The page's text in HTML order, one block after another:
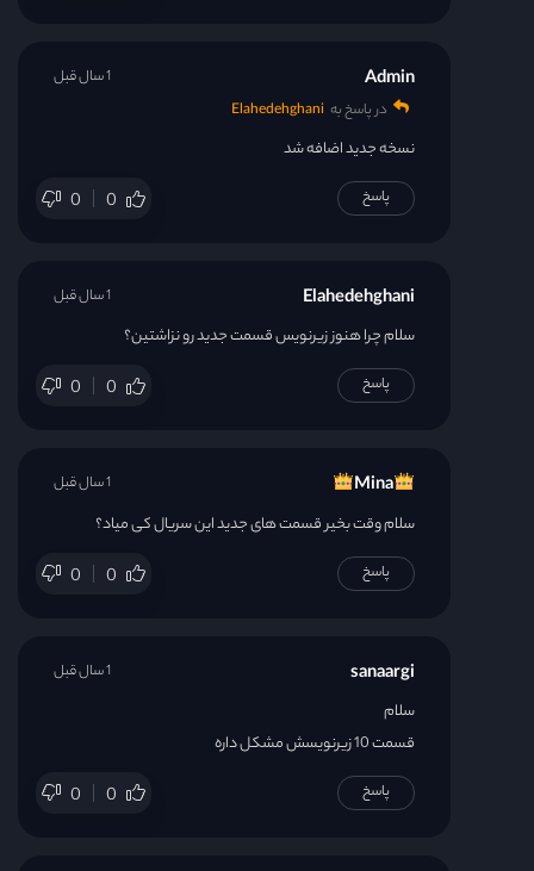
Admin
در پاسخ به Elahedehghani
نسخه جدید اضافه شد
0 0
1 سال قبل
پاسخ
Elahedehghani
سلام چرا هنوز زیرنویس قسمت جدید رو نزاشتین؟
0 0
1 سال قبل
پاسخ
Mina
سلام وقت بخیر قسمت های جدید این سریال کی میاد؟
0 0
1 سال قبل
پاسخ
sanaargi
سلام
قسمت 10 زیرنویسش مشکل داره
0 0
1 سال قبل
پاسخ